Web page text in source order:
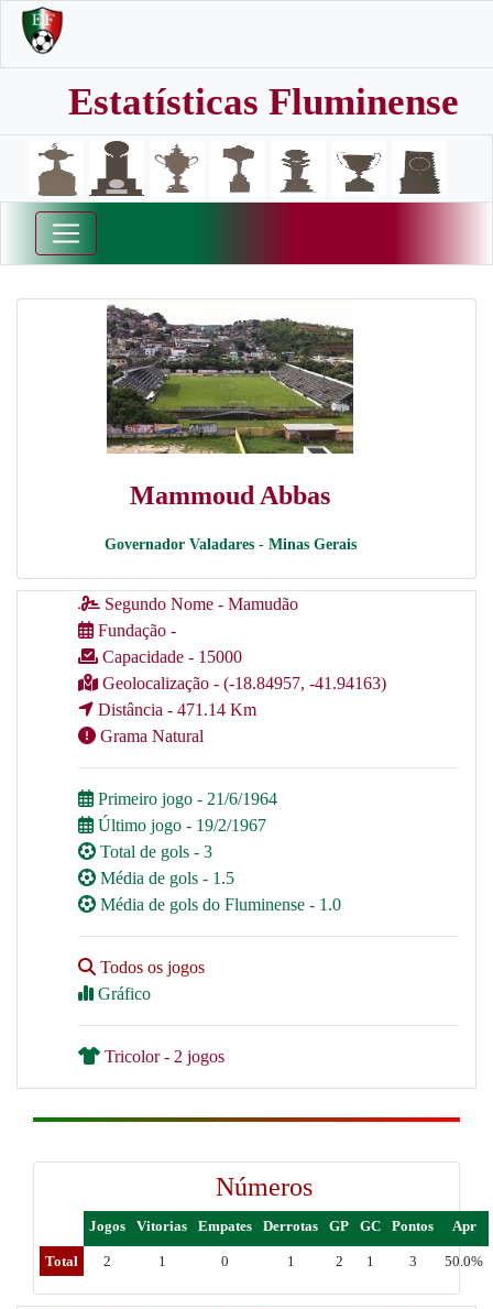
Estatísticas Fluminense
Mammoud Abbas
Governador Valadares - Minas Gerais
Segundo Nome - Mamudão
Fundação -
Capacidade - 15000
Geolocalização - (-18.84957, -41.94163)
Distância - 471.14 Km
Grama Natural
Primeiro jogo - 21/6/1964
Último jogo - 19/2/1967
Total de gols - 3
Média de gols - 1.5
Média de gols do Fluminense - 1.0
Todos os jogos
Gráfico
Tricolor - 2 jogos
Números
Jogos Vitorias Empates Derrotas GP GC Pontos Apr
Total 2 1 0 1 2 1 3 50.0%